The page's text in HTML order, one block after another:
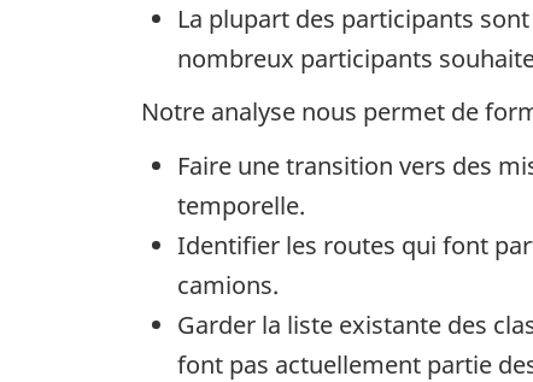
La plupart des participants
nombreux participants
Notre analyse nous permet de
Faire une transition vers des
temporelle.
Identifier les routes qui font
camions.
Garder la liste existante des
font pas actuellement partie